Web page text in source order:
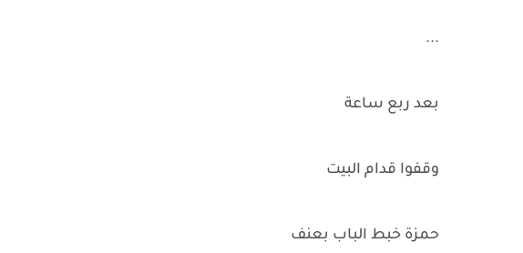
...
بعد ربع ساعة
وقفوا قدام البيت
حمزة خبط الباب بعنف